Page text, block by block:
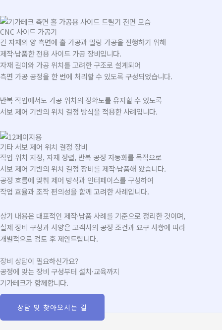
CNC 사이드 가공기
긴 자재의 양 측면에 홀 가공과 밀링 가공을 진행하기 위해
제작·납품한 전용 사이드 가공 장비입니다.
자재 길이와 가공 위치를 고려한 구조로 설계되어
측면 가공 공정을 한 번에 처리할 수 있도록 구성되었습니다.
반복 작업에서도 가공 위치의 정확도를 유지할 수 있도록
서보 제어 기반의 위치 결정 방식을 적용한 사례입니다.
기타 서보 제어 위치 결정 장비
작업 위치 지정, 자재 정렬, 반복 공정 자동화를 목적으로
서보 제어 기반의 위치 결정 장비를 제작·납품해 왔습니다.
공정 흐름에 맞춰 제어 방식과 인터페이스를 구성하여
작업 효율과 조작 편의성을 함께 고려한 사례입니다.
상기 내용은 대표적인 제작·납품 사례를 기준으로 정리한 것이며,
실제 장비 구성과 사양은 고객사의 공정 조건과 요구 사항에 따라
개별적으로 검토 후 제안드립니다.
장비 상담이 필요하신가요?
공정에 맞는 장비 구성부터 설치·교육까지
기가테크가 함께합니다.
상담 및 찾아오시는 길